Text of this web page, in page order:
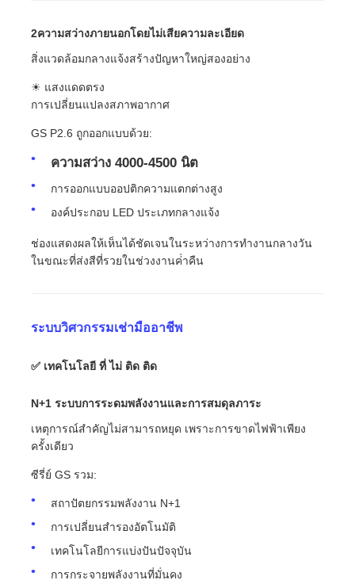
2ความสว่างภายนอกโดยไม่เสียความละเอียด
สิ่งแวดล้อมกลางแจ้งสร้างปัญหาใหญ่สองอย่าง
☀ แสงแดดตรง
การเปลี่ยนแปลงสภาพอากาศ
GS P2.6 ถูกออกแบบด้วย:
ความสว่าง 4000-4500 นิต
การออกแบบออปติกความแตกต่างสูง
องค์ประกอบ LED ประเภทกลางแจ้ง
ช่องแสดงผลให้เห็นได้ชัดเจนในระหว่างการทํางานกลางวัน
ในขณะที่ส่งสีที่รวยในช่วงงานค่ําคืน
ระบบวิศวกรรมเช่ามืออาชีพ
✅ เทคโนโลยี ที่ ไม่ ติด ติด
N+1 ระบบการระดมพลังงานและการสมดุลภาระ
เหตุการณ์สําคัญไม่สามารถหยุด เพราะการขาดไฟฟ้าเพียง
ครั้งเดียว
ซีรี่ย์ GS รวม:
สถาปัตยกรรมพลังงาน N+1
การเปลี่ยนสํารองอัตโนมัติ
เทคโนโลยีการแบ่งปันปัจจุบัน
การกระจายพลังงานที่มั่นคง